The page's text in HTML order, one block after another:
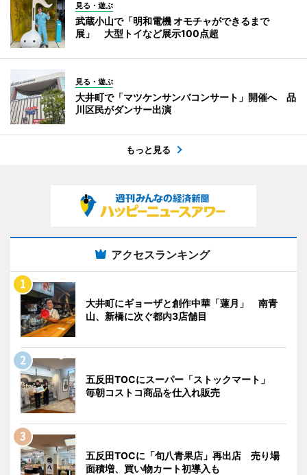
見る・遊ぶ
武蔵小山で「明和電機 オモチャができるまで
展」 大型トイなど展示100点超
見る・遊ぶ
大井町で「マツケンサンバコンサート」開催へ 品
川区民がダンサー出演
もっと見る
アクセスランキング
大井町にギョーザと創作中華「蓮月」 南青
山、新橋に次ぐ都内3店舗目
五反田TOCにスーパー「ストックマート」
毎朝コストコ商品を仕入れ販売
五反田TOCに「旬八青果店」再出店 売り場
面積増、買い物カート初導入も